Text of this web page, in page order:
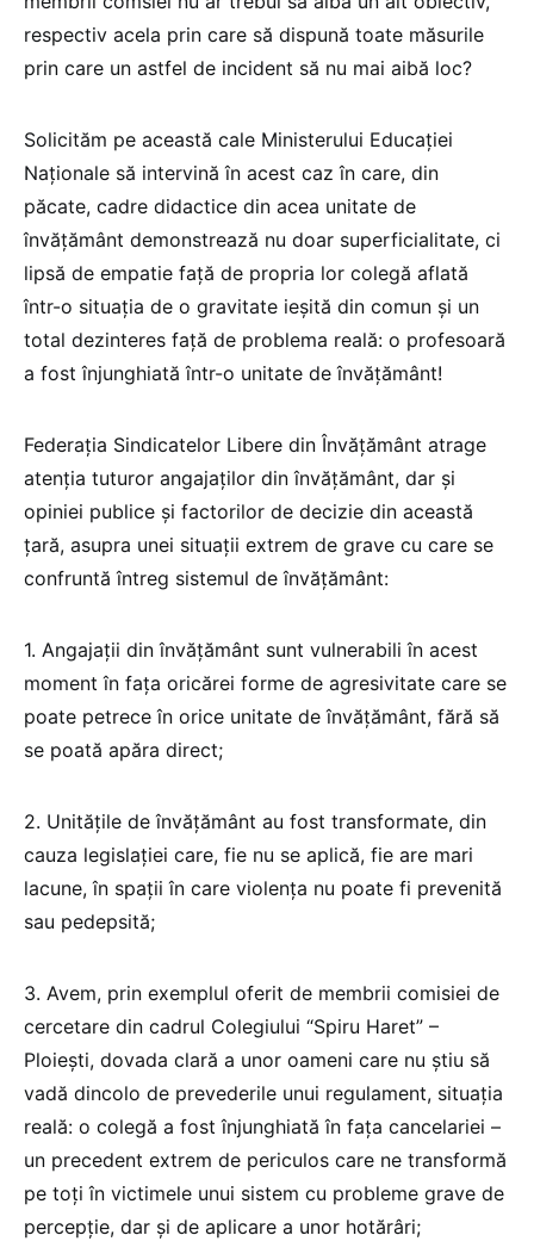
respectiv acela prin care să dispună toate măsurile
prin care un astfel de incident să nu mai aibă loc?
Solicităm pe această cale Ministerului Educației
Naționale să intervină în acest caz în care, din
păcate, cadre didactice din acea unitate de
învățământ demonstrează nu doar superficialitate, ci
lipsă de empatie față de propria lor colegă aflată
într-o situația de o gravitate ieșită din comun și un
total dezinteres față de problema reală: o profesoară
a fost înjunghiată într-o unitate de învățământ!
Federația Sindicatelor Libere din Învățământ atrage
atenția tuturor angajaților din învățământ, dar și
opiniei publice și factorilor de decizie din această
țară, asupra unei situații extrem de grave cu care se
confruntă întreg sistemul de învățământ:
1. Angajații din învățământ sunt vulnerabili în acest
moment în fața oricărei forme de agresivitate care se
poate petrece în orice unitate de învățământ, fără să
se poată apăra direct;
2. Unitățile de învățământ au fost transformate, din
cauza legislației care, fie nu se aplică, fie are mari
lacune, în spații în care violența nu poate fi prevenită
sau pedepsită;
3. Avem, prin exemplul oferit de membrii comisiei de
cercetare din cadrul Colegiului “Spiru Haret” –
Ploiești, dovada clară a unor oameni care nu știu să
vadă dincolo de prevederile unui regulament, situația
reală: o colegă a fost înjunghiată în fața cancelariei –
un precedent extrem de periculos care ne transformă
pe toți în victimele unui sistem cu probleme grave de
percepție, dar și de aplicare a unor hotărâri;